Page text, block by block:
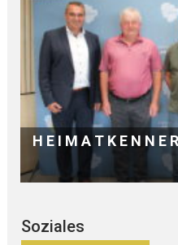
der besonderen ART
Soziales